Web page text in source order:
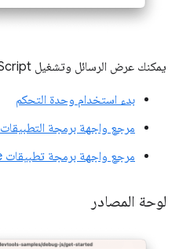
يمكنك عرض الرسائل وتشغيل JavaScript من وحدة التحكّم.
بدء استخدام وحدة التحكم
مرجع واجهة برمجة التطبيقات Console Uileities API
مرجع واجهة برمجة تطبيقات Console
لوحة المصادر